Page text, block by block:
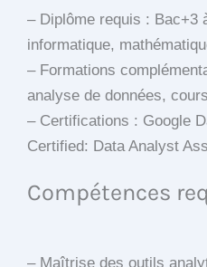
– Diplôme requis : Bac+3
informatique,
– Formations
analyse de données,
– Certifications : Google
Certified: Data Analyst
Compétences
– Maîtrise des outils